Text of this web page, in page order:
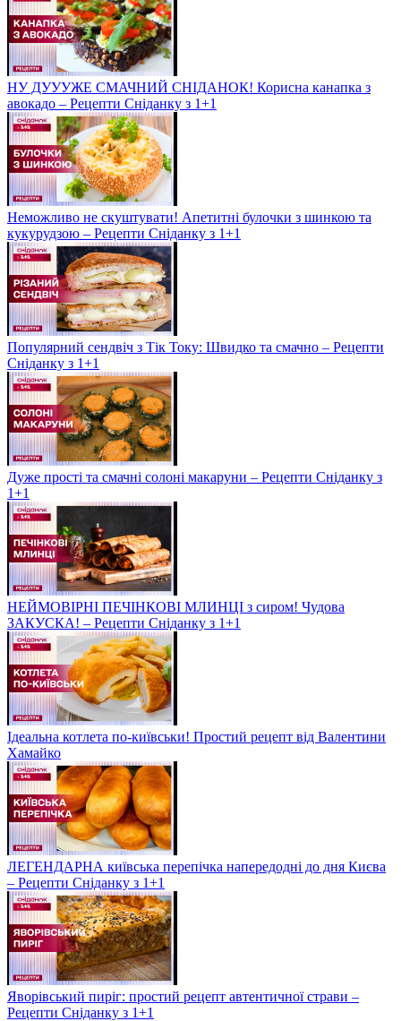
НУ ДУУУЖЕ СМАЧНИЙ СНІДАНОК! Корисна канапка з
авокадо – Рецепти Сніданку з 1+1
Неможливо не скуштувати! Апетитні булочки з шинкою та
кукурудзою – Рецепти Сніданку з 1+1
Популярний сендвіч з Тік Току: Швидко та смачно – Рецепти
Сніданку з 1+1
Дуже прості та смачні солоні макаруни – Рецепти Сніданку з
1+1
НЕЙМОВІРНІ ПЕЧІНКОВІ МЛИНЦІ з сиром! Чудова
ЗАКУСКА! – Рецепти Сніданку з 1+1
Ідеальна котлета по-київськи! Простий рецепт від Валентини
Хамайко
ЛЕГЕНДАРНА київська перепічка напередодні до дня Києва
– Рецепти Сніданку з 1+1
Яворівський пиріг: простий рецепт автентичної страви –
Рецепти Сніданку з 1+1